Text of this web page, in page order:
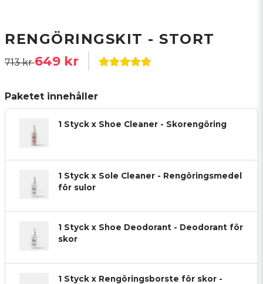
RENGÖRINGSKIT - STORT
713 kr649 kr
Paketet innehåller
1 Styck x Shoe Cleaner - Skorengöring
1 Styck x Sole Cleaner - Rengöringsmedel
för sulor
1 Styck x Shoe Deodorant - Deodorant för
skor
1 Styck x Rengöringsborste för skor -